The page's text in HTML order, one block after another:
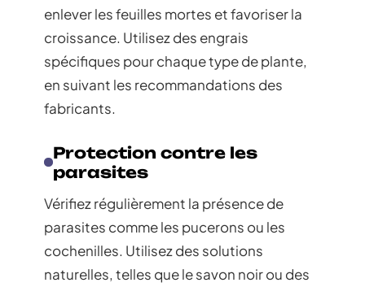
enlever les feuilles mortes et favoriser la
croissance. Utilisez des engrais
spécifiques pour chaque type de plante,
en suivant les recommandations des
fabricants.
Protection contre les
parasites
Vérifiez régulièrement la présence de
parasites comme les pucerons ou les
cochenilles. Utilisez des solutions
naturelles, telles que le savon noir ou des